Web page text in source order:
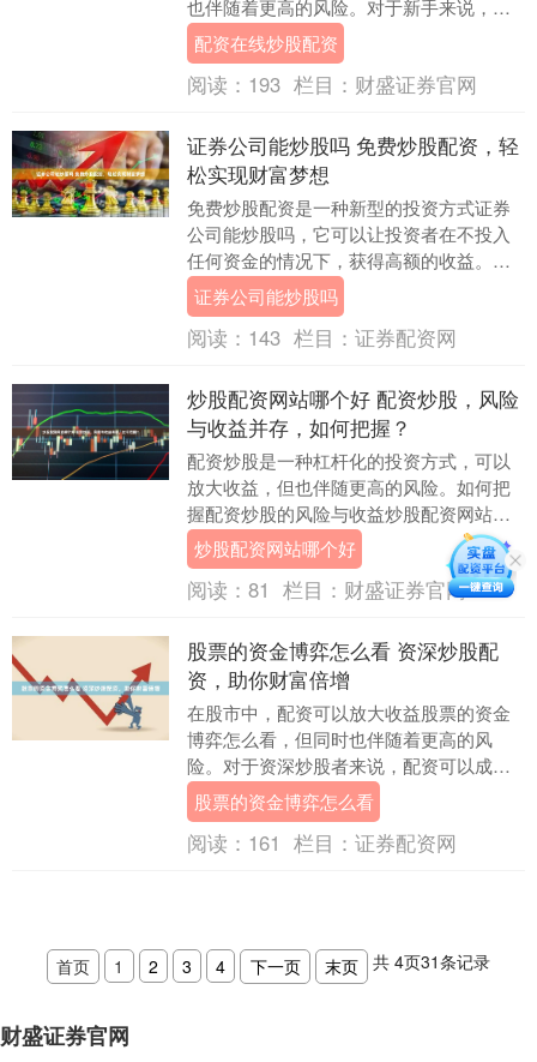
也伴随着更高的风险。对于新手来说，在
参与配资炒股之前，了解以下要点至关重
要： 2. 研究....
配资在线炒股配资
阅读： 193 栏目： 财盛证券官网
证券公司能炒股吗 免费炒股配资，轻
松实现财富梦想
免费炒股配资是一种新型的投资方式证券
公司能炒股吗，它可以让投资者在不投入
任何资金的情况下，获得高额的收益。这
种方式非常适合那些资金有限，但又想投
资股票市场的人。....
证券公司能炒股吗
阅读： 143 栏目： 证券配资网
炒股配资网站哪个好 配资炒股，风险
与收益并存，如何把握？
配资炒股是一种杠杆化的投资方式，可以
放大收益，但也伴随更高的风险。如何把
握配资炒股的风险与收益炒股配资网站哪
个好，是投资者需要慎重考虑的问题。 配
资的本质是杠杆....
炒股配资网站哪个好
阅读： 81 栏目： 财盛证券官网
股票的资金博弈怎么看 资深炒股配
资，助你财富倍增
在股市中，配资可以放大收益股票的资金
博弈怎么看，但同时也伴随着更高的风
险。对于资深炒股者来说，配资可以成为
财富倍增的利器。 我们的平台采用先进的
技术，确保交易安....
股票的资金博弈怎么看
阅读： 161 栏目： 证券配资网
首页 1 2 3 4 下一页 末页 共4页31条记录
财盛证券官网